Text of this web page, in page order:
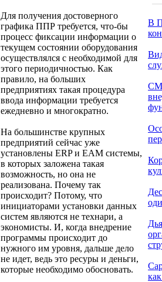
Для получения достоверного
графика ППР требуется, что-бы
процесс фиксации информации о
текущем состоянии оборудования
осуществлялся с необходимой для
этого периодичностью. Как
правило, на больших
предприятиях такая процедура
ввода информации требуется
ежедневно и многократно.
На большинстве крупных
предприятий сейчас уже
установлены ERP и EAM системы,
в которых заложена такая
возможность, но она не
реализована. Почему так
происходит? Потому, что
инициаторами установки данных
систем являются не технари, а
экономисты. И, когда внедрение
программы происходит до
нужного им уровня, дальше дело
не идет, ведь это ресуры и деньги,
которые необходимо обосновать.
В